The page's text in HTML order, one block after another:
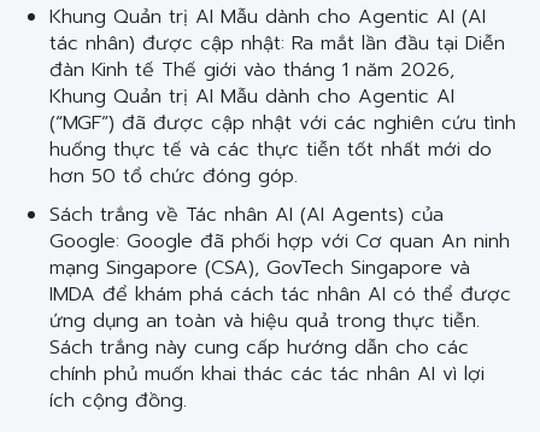
Khung Quản trị AI Mẫu dành cho Agentic AI (AI
tác nhân) được cập nhật: Ra mắt lần đầu tại Diễn
đàn Kinh tế Thế giới vào tháng 1 năm 2026,
Khung Quản trị AI Mẫu dành cho Agentic AI
(“MGF”) đã được cập nhật với các nghiên cứu tình
huống thực tế và các thực tiễn tốt nhất mới do
hơn 50 tổ chức đóng góp.
Sách trắng về Tác nhân AI (AI Agents) của
Google: Google đã phối hợp với Cơ quan An ninh
mạng Singapore (CSA), GovTech Singapore và
IMDA để khám phá cách tác nhân AI có thể được
ứng dụng an toàn và hiệu quả trong thực tiễn.
Sách trắng này cung cấp hướng dẫn cho các
chính phủ muốn khai thác các tác nhân AI vì lợi
ích cộng đồng.